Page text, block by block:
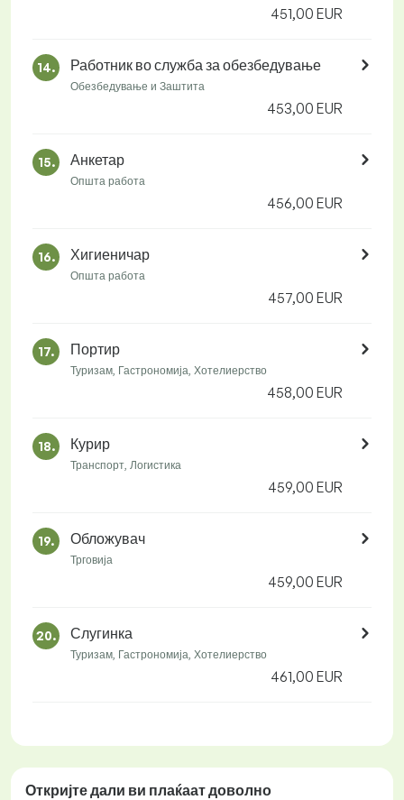
451,00 EUR
14. Работник во служба за обезбедување
Обезбедување и Заштита
453,00 EUR
15. Анкетар
Општа работа
456,00 EUR
16. Хигиеничар
Општа работа
457,00 EUR
17. Портир
Туризам, Гастрономија, Хотелиерство
458,00 EUR
18. Курир
Транспорт, Логистика
459,00 EUR
19. Обложувач
Трговија
459,00 EUR
20. Слугинка
Туризам, Гастрономија, Хотелиерство
461,00 EUR
Откријте дали ви плаќаатдоволно